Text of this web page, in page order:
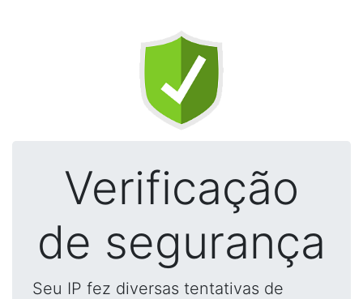
Verificação
de segurança
Seu IP fez diversas tentativas de